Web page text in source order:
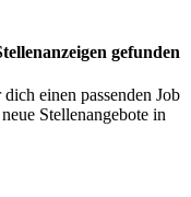
gefunden
einen passenden Job
Stellenangebote in